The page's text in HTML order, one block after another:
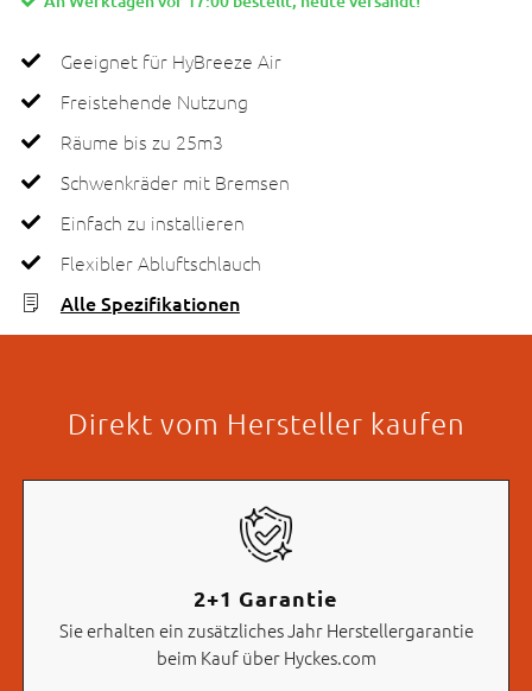
Geeignet für HyBreeze Air
Freistehende Nutzung
Räume bis zu 25m3
Schwenkräder mit Bremsen
Einfach zu installieren
Flexibler Abluftschlauch
Alle Spezifikationen
Direkt vom Hersteller kaufen
2+1 Garantie
Sie erhalten ein zusätzliches Jahr Herstellergarantie
beim Kauf über Hyckes.com